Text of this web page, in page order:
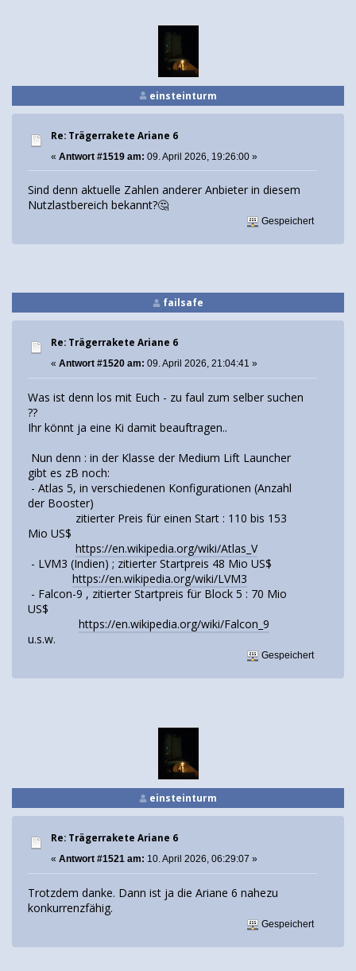
einsteinturm
Re: Trägerrakete Ariane 6
« Antwort #1519 am: 09. April 2026, 19:26:00 »
Sind denn aktuelle Zahlen anderer Anbieter in diesem
Nutzlastbereich bekannt?🤔
Gespeichert
failsafe
Re: Trägerrakete Ariane 6
« Antwort #1520 am: 09. April 2026, 21:04:41 »
Was ist denn los mit Euch - zu faul zum selber suchen
??
Ihr könnt ja eine Ki damit beauftragen..
Nun denn : in der Klasse der Medium Lift Launcher
gibt es zB noch:
- Atlas 5, in verschiedenen Konfigurationen (Anzahl
der Booster)
zitierter Preis für einen Start : 110 bis 153
Mio US$
https://en.wikipedia.org/wiki/Atlas_V
- LVM3 (Indien) ; zitierter Startpreis 48 Mio US$
https://en.wikipedia.org/wiki/LVM3
- Falcon-9 , zitierter Startpreis für Block 5 : 70 Mio
US$
https://en.wikipedia.org/wiki/Falcon_9
u.s.w.
Gespeichert
einsteinturm
Re: Trägerrakete Ariane 6
« Antwort #1521 am: 10. April 2026, 06:29:07 »
Trotzdem danke. Dann ist ja die Ariane 6 nahezu
konkurrenzfähig.
Gespeichert